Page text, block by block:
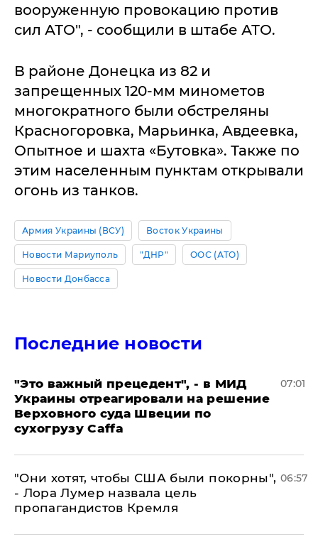
вооруженную провокацию против
сил АТО", - сообщили в штабе АТО.
В районе Донецка из 82 и
запрещенных 120-мм минометов
многократного были обстреляны
Красногоровка, Марьинка, Авдеевка,
Опытное и шахта «Бутовка». Также по
этим населенным пунктам открывали
огонь из танков.
Армия Украины (ВСУ) Восток Украины
Новости Мариуполь "ДНР" ООС (АТО)
Новости Донбасса
Последние новости
"Это важный прецедент", - в МИД
Украины отреагировали на решение
Верховного суда Швеции по
сухогрузу Caffa
07:01
"Они хотят, чтобы США были покорны",
- Лора Лумер назвала цель
пропагандистов Кремля
06:57